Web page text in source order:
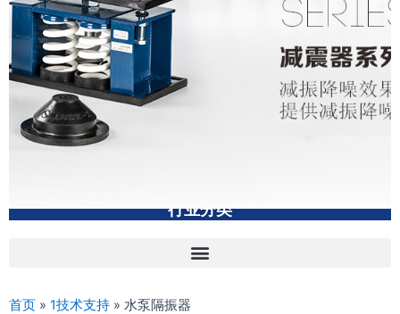
行业分类
首页 » 1技术支持 » 水泵隔振器